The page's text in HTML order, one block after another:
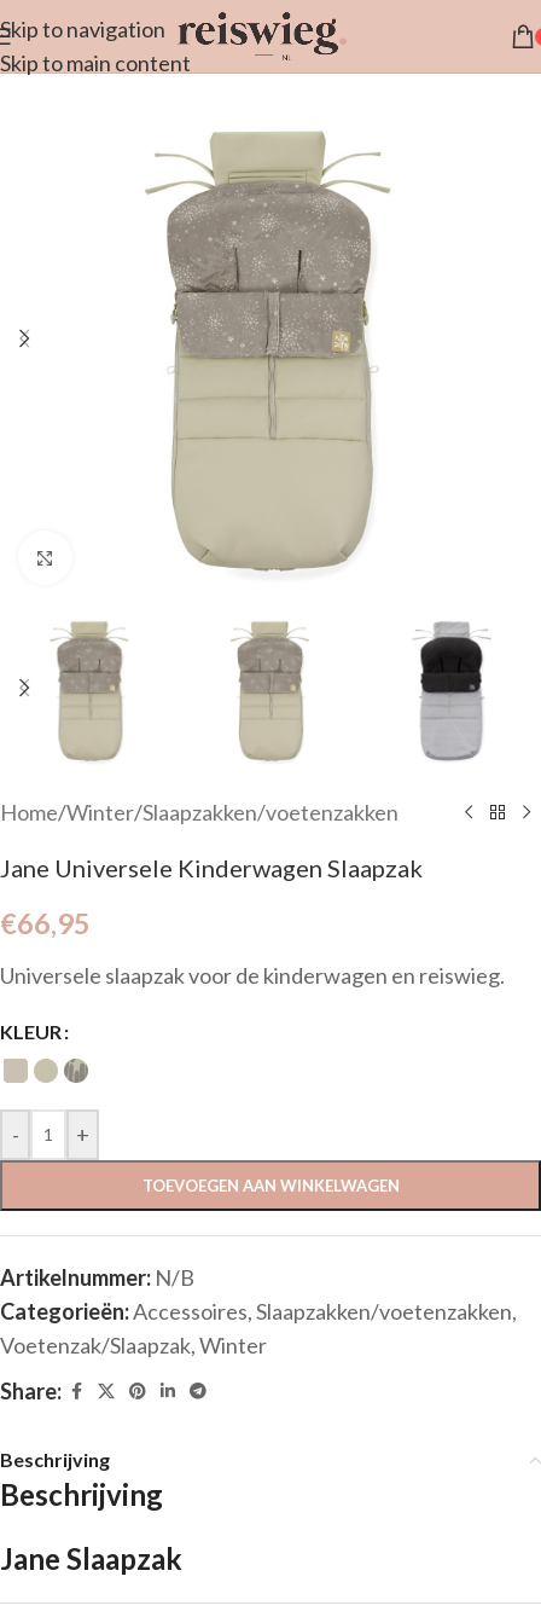
Skip to navigation
Skip to main content
Click to enlarge
Home/Winter/Slaapzakken/voetenzakken
Jane Universele Kinderwagen Slaapzak
€66,95
Universele slaapzak voor de kinderwagen en reiswieg.
KLEUR
- +
TOEVOEGEN AAN WINKELWAGEN
Artikelnummer: N/B
Categorieën:Accessoires,Slaapzakken/voetenzakken,
Voetenzak/Slaapzak,Winter
Share:
Beschrijving
Beschrijving
Jane Slaapzak